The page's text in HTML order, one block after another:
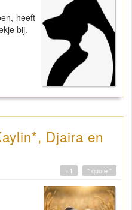
heeft
bij.
Djaira en
" quote "
+1